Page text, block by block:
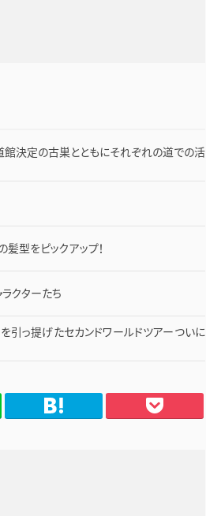
決定の古巣とともにそれぞれの道での活
型をピックアップ！
クターたち
引っ提げたセカンドワールドツアーついに